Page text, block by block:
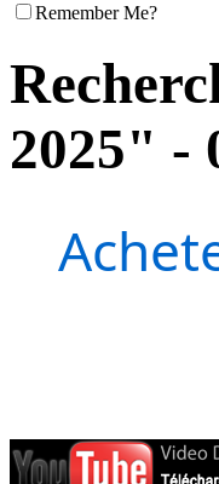
Remember Me?
2025" -